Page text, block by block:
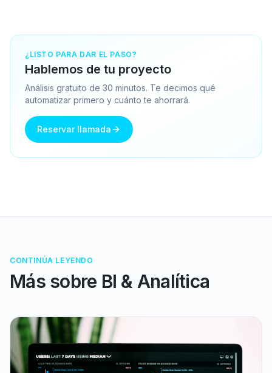
¿LISTO PARA DAR EL PASO?
Hablemos de tu proyecto
Análisis gratuito de 30 minutos. Te decimos qué
automatizar primero y cuánto te ahorrará.
Reservar llamada
CONTINÚA LEYENDO
Más sobre BI & Analítica